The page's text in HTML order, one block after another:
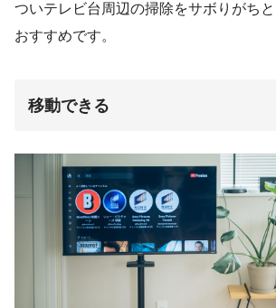
ついテレビ台周辺の掃除をサボりがち
おすすめです。
移動できる